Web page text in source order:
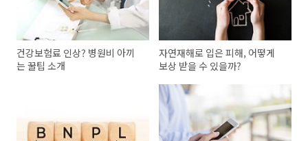
건강보험료 인상? 병원비 아끼
는 꿀팁 소개
자연재해로 입은 피해, 어떻게
보상 받을 수 있을까?